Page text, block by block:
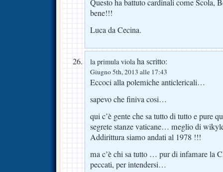
Questo ha battuto cardinali come Scola,
bene!!!
Luca da Cecina.
la primula violaha scritto:
Giugno 5th, 2013 alle 17:43
Eccoci alla polemiche anticlericali…
sapevo che finiva cosi…
qui c’è gente che sa tutto di tutto e pure
segrete stanze vaticane… meglio di
Addirittura siamo andati al 1978 !!!
ma c’è chi sa tutto … pur di infamare la
peccati, per intendersi…